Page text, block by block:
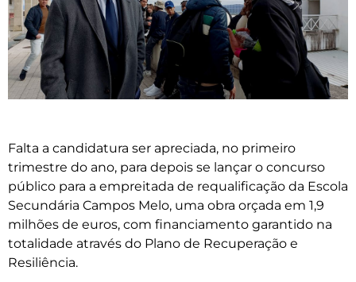
Falta a candidatura ser apreciada, no primeiro
trimestre do ano, para depois se lançar o concurso
público para a empreitada de requalificação da Escola
Secundária Campos Melo, uma obra orçada em 1,9
milhões de euros, com financiamento garantido na
totalidade através do Plano de Recuperação e
Resiliência.